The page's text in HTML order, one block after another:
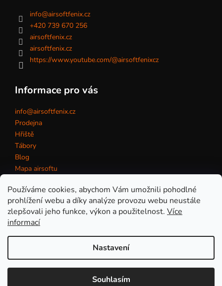
Používáme cookies, abychom Vám umožnili pohodlné
prohlížení webu a díky analýze provozu webu neustále
zlepšovali jeho funkce, výkon a použitelnost. Více
informací
Nastavení
Souhlasím
info@airsoftfenix.cz
+420 739 670 256
airsoftfenix.cz
airsoftfenix.cz
https://www.youtube.com/@airsoftfenixcz
Informace pro vás
info@airsoftfenix.cz
Prodejna
Hřiště
Tábory
Blog
Mapa airsoftu
Copyright 2026eshop AirsoftFenix.cz. Všechna práva
vyhrazena.